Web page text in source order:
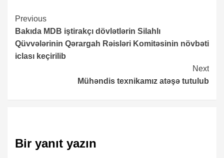
Continue
Reading
Previous
Bakıda MDB iştirakçı dövlətlərin Silahlı
Qüvvələrinin Qərargah Rəisləri Komitəsinin növbəti
iclası keçirilib
Next
Mühəndis texnikamız atəşə tutulub
Bir yanıt yazın